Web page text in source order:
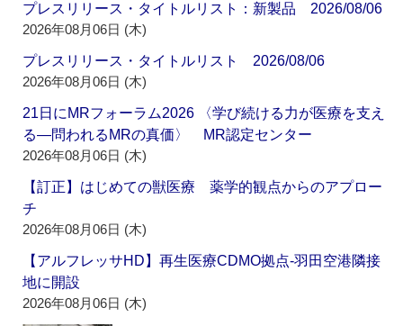
プレスリリース・タイトルリスト：新製品 2026/08/06
2026年08月06日 (木)
プレスリリース・タイトルリスト 2026/08/06
2026年08月06日 (木)
21日にMRフォーラム2026 〈学び続ける力が医療を支え
る―問われるMRの真価〉 MR認定センター
2026年08月06日 (木)
【訂正】はじめての獣医療 薬学的観点からのアプロー
チ
2026年08月06日 (木)
【アルフレッサHD】再生医療CDMO拠点‐羽田空港隣接
地に開設
2026年08月06日 (木)